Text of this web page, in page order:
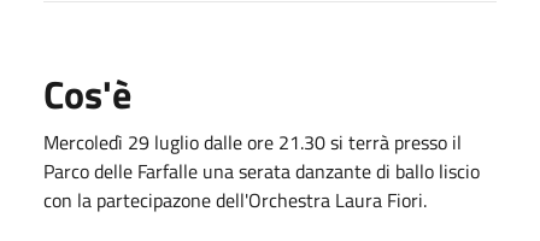
Cos'è
Mercoledì 29 luglio dalle ore 21.30 si terrà presso il
Parco delle Farfalle una serata danzante di ballo liscio
con la partecipazone dell'Orchestra Laura Fiori.